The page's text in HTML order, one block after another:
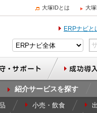
大塚IDとは 大
ERPナビと
紹介サービスを探す
小売・飲食